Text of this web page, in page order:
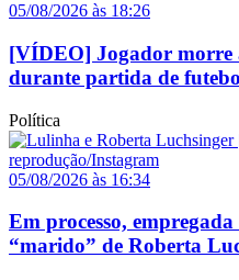
05/08/2026 às 18:26
[VÍDEO] Jogador morre
durante partida de
Política
05/08/2026 às 16:34
Em processo,
“marido” de Roberta